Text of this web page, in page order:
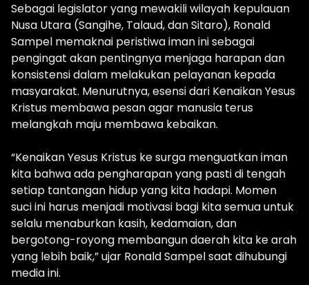
Sebagai legislator yang mewakili wilayah kepulauan
Nusa Utara (Sangihe, Talaud, dan Sitaro), Ronald
Sampel memaknai peristiwa iman ini sebagai
pengingat akan pentingnya menjaga harapan dan
konsistensi dalam melakukan pelayanan kepada
masyarakat. Menurutnya, esensi dari Kenaikan Yesus
Kristus membawa pesan agar manusia terus
melangkah maju membawa kebaikan.
“Kenaikan Yesus Kristus ke surga menguatkan iman
kita bahwa ada pengharapan yang pasti di tengah
setiap tantangan hidup yang kita hadapi. Momen
suci ini harus menjadi motivasi bagi kita semua untuk
selalu menaburkan kasih, kedamaian, dan
bergotong-royong membangun daerah kita ke arah
yang lebih baik,” ujar Ronald Sampel saat dihubungi
media ini.